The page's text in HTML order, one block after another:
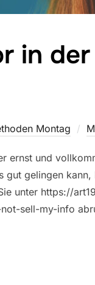
in
Montag
ernst und
gut gelingen
unter https://
sell-my-info